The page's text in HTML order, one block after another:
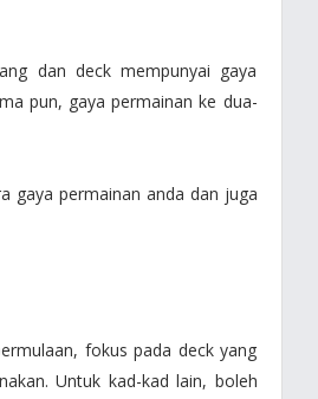
dan deck mempunyai gaya
pun, gaya permainan ke dua-
gaya permainan anda dan juga
fokus pada deck yang
Untuk kad-kad lain, boleh